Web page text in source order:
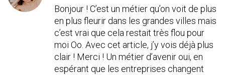
Bonjour ! C’est un métier qu’on voit de plus
en plus fleurir dans les grandes villes mais
c’est vrai que cela restait très flou pour
moi Oo. Avec cet article, j’y vois déjà plus
clair ! Merci ! Un métier d’avenir oui, en
espérant que les entreprises changent